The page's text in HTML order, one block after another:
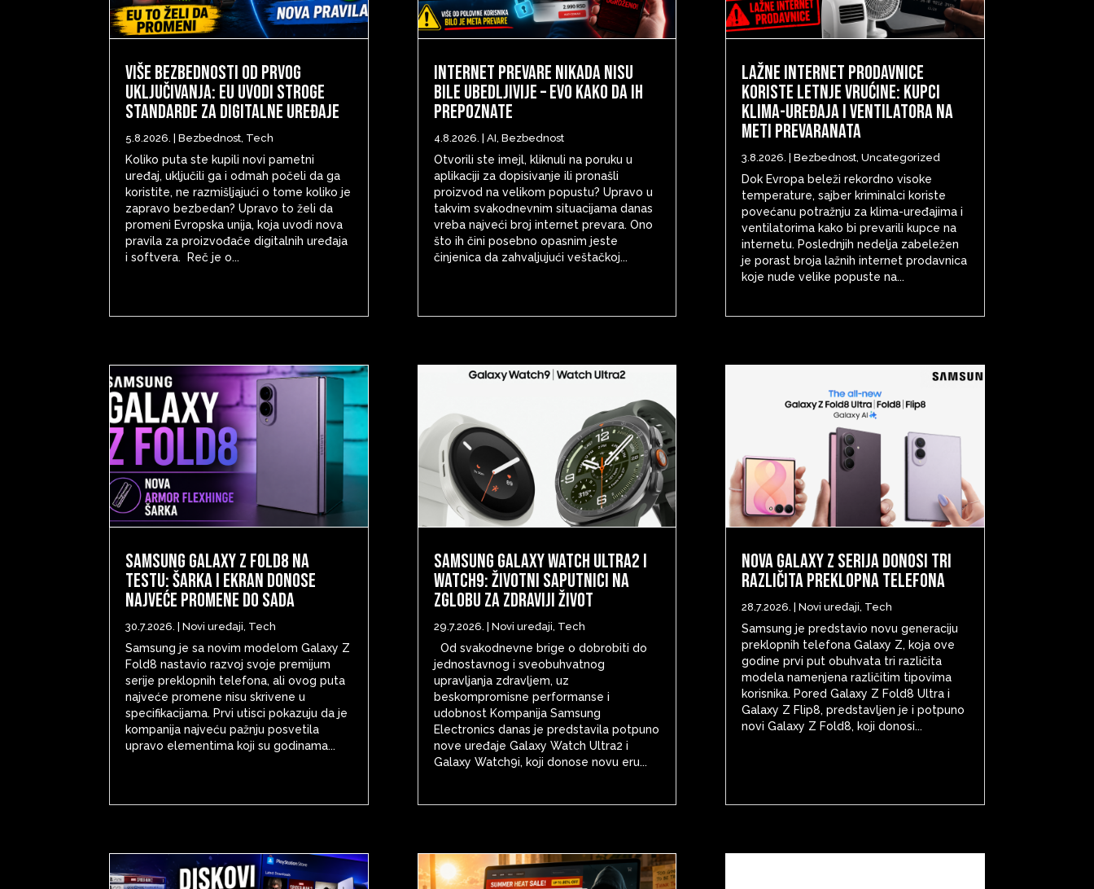
Više bezbednosti od prvog
uključivanja: EU uvodi stroge
standarde za digitalne uređaje
5.8.2026. |Bezbednost Tech
Koliko puta ste kupili novi pametni
uređaj, uključili ga i odmah počeli da ga
koristite, ne razmišljajući o tome koliko je
zapravo bezbedan? Upravo to želi da
promeni Evropska unija, koja uvodi nova
pravila za proizvođače digitalnih uređaja
i softvera. Reč je o...
Samsung Galaxy Z Fold8 na
testu: šarka i ekran donose
najveće promene do sada
30.7.2026. |Novi uređaji Tech
Samsung je sa novim modelom Galaxy Z
Fold8 nastavio razvoj svoje premijum
serije preklopnih telefona, ali ovog puta
najveće promene nisu skrivene u
specifikacijama. Prvi utisci pokazuju da je
kompanija najveću pažnju posvetila
upravo elementima koji su godinama...
Internet prevare nikada nisu
bile ubedljivije – evo kako da ih
prepoznate
4.8.2026. | AI Bezbednost
Otvorili ste imejl, kliknuli na poruku u
aplikaciji za dopisivanje ili pronašli
proizvod na velikom popustu? Upravo u
takvim svakodnevnim situacijama danas
vreba najveći broj internet prevara. Ono
što ih čini posebno opasnim jeste
činjenica da zahvaljujući veštačkoj...
Samsung Galaxy Watch Ultra2 i
Watch9: životni saputnici na
zglobu za zdraviji život
29.7.2026. | Novi uređaji Tech
Od svakodnevne brige o dobrobiti do
jednostavnog i sveobuhvatnog
upravljanja zdravljem, uz
beskompromisne performanse i
udobnost Kompanija Samsung
Electronics danas je predstavila potpuno
nove uređaje Galaxy Watch Ultra2 i
Galaxy Watch9i, koji donose novu eru...
Lažne internet prodavnice
koriste letnje vrućine: Kupci
klima-uređaja i ventilatora na
meti prevaranata
3.8.2026. | Bezbednost, Uncategorized
Dok Evropa beleži rekordno visoke
temperature, sajber kriminalci koriste
povećanu potražnju za klima-uređajima i
ventilatorima kako bi prevarili kupce na
internetu. Poslednjih nedelja zabeležen
je porast broja lažnih internet prodavnica
koje nude velike popuste na...
Nova Galaxy Z serija donosi tri
različita preklopna telefona
28.7.2026. | Novi uređaji Tech
Samsung je predstavio novu generaciju
preklopnih telefona Galaxy Z, koja ove
godine prvi put obuhvata tri različita
modela namenjena različitim tipovima
korisnika. Pored Galaxy Z Fold8 Ultra i
Galaxy Z Flip8, predstavljen je i potpuno
novi Galaxy Z Fold8, koji donosi...